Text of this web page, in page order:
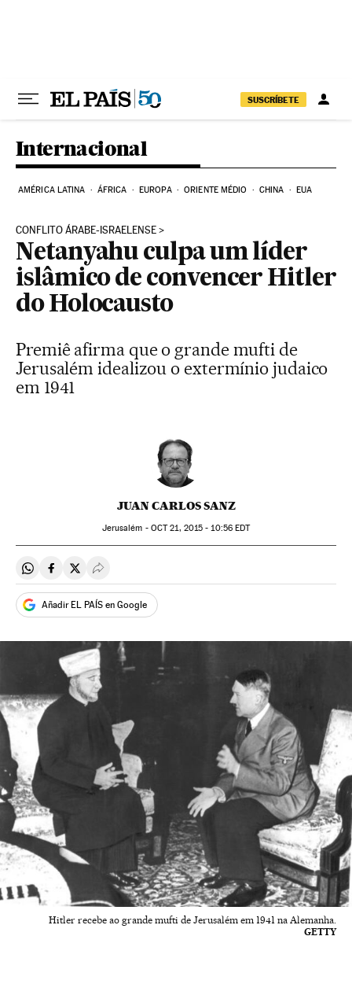
SUSCRÍBETE
Internacional
AMÉRICA LATINA ÁFRICA EUROPA ORIENTE MÉDIO CHINA EUA
CONFLITO ÁRABE-ISRAELENSE
Netanyahu culpa um líder
islâmico de convencer Hitler
do Holocausto
Premiê afirma que o grande mufti de
Jerusalém idealizou o extermínio judaico
em 1941
JUAN CARLOS SANZ
Jerusalém - OCT21, 2015 - 10:56EDT
Compartir en Whatsapp
Compartir en Facebook
Compartir en Twitter
Desplegar Redes Sociales
Añadir EL PAÍS en Google
Hitler recebe ao grande mufti de Jerusalém em 1941 na Alemanha.
GETTY